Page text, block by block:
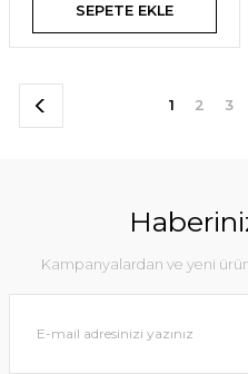
SEPETE EKLE
1 2 3
Kampanyalardan ve yeni